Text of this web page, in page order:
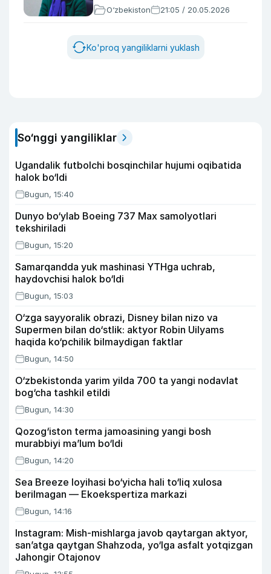
O‘zbekiston 21:05 / 20.05.2026
Ko'proq yangiliklarni yuklash
So‘nggi yangiliklar
Ugandalik futbolchi bosqinchilar hujumi oqibatida
halok bo‘ldi
Bugun, 15:40
Dunyo bo‘ylab Boeing 737 Max samolyotlari
tekshiriladi
Bugun, 15:20
Samarqandda yuk mashinasi YTHga uchrab,
haydovchisi halok bo‘ldi
Bugun, 15:03
O‘zga sayyoralik obrazi, Disney bilan nizo va
Supermen bilan do‘stlik: aktyor Robin Uilyams
haqida ko‘pchilik bilmaydigan faktlar
Bugun, 14:50
O‘zbekistonda yarim yilda 700 ta yangi nodavlat
bog‘cha tashkil etildi
Bugun, 14:30
Qozog‘iston terma jamoasining yangi bosh
murabbiyi ma’lum bo‘ldi
Bugun, 14:20
Sea Breeze loyihasi bo‘yicha hali to‘liq xulosa
berilmagan — Ekoekspertiza markazi
Bugun, 14:16
Instagram: Mish-mishlarga javob qaytargan aktyor,
san’atga qaytgan Shahzoda, yo‘lga asfalt yotqizgan
Jahongir Otajonov